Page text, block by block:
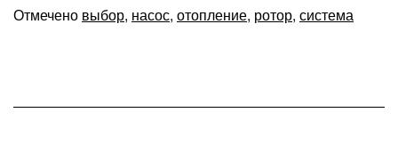
Отмечено выбор, насос, отопление, ротор, система